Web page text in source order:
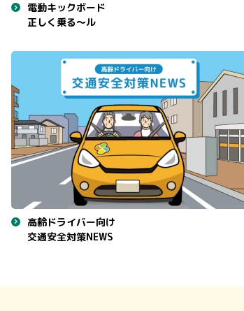
電動キックボード
正しく乗る～ル
高齢ドライバー向け
交通安全対策NEWS